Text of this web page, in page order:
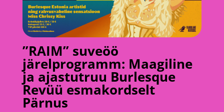
”RAIM” suveöö
järelprogramm: Maagiline
ja ajastutruu Burlesque
Revüü esmakordselt
Pärnus